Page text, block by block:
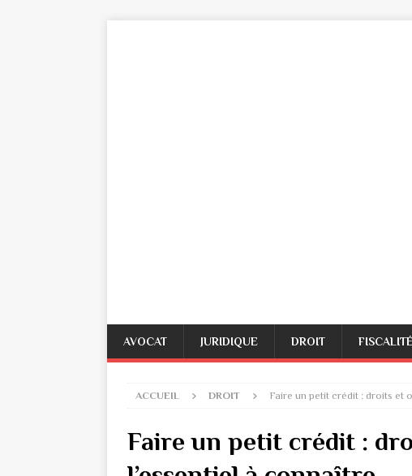
AVOCAT JURIDIQUE DROIT
ACCUEIL DROIT Faire un petit crédit : droits et
Faire un petit crédit :